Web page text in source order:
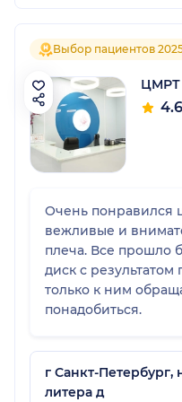
Выбор пациентов
ЦМРТ
4.6
Очень понравился
вежливые и
плеча. Все прошло
диск с результатом
только к ним
понадобиться.
г Санкт-
литера д